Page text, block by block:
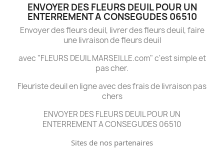
ENVOYER DES FLEURS DEUIL POUR UN
ENTERREMENT A CONSEGUDES 06510
Envoyer des fleurs deuil, livrer des fleurs deuil, faire
une livraison de fleurs deuil
avec "FLEURS DEUIL MARSEILLE.com" c'est simple et
pas cher.
Fleuriste deuil en ligne avec des frais de livraison pas
chers
ENVOYER DES FLEURS DEUIL POUR UN
ENTERREMENT A CONSEGUDES 06510
Sites de nos partenaires